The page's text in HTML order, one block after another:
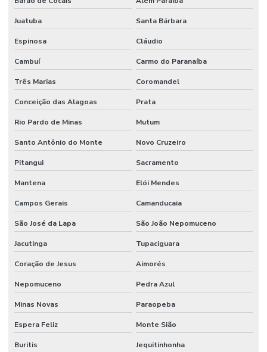
Juatuba Santa Bárbara
Espinosa Cláudio
Cambuí Carmo do Paranaíba
Três Marias Coromandel
Conceição das Alagoas Prata
Rio Pardo de Minas Mutum
Santo Antônio do Monte Novo Cruzeiro
Pitangui Sacramento
Mantena Elói Mendes
Campos Gerais Camanducaia
São José da Lapa São João Nepomuceno
Jacutinga Tupaciguara
Coração de Jesus Aimorés
Nepomuceno Pedra Azul
Minas Novas Paraopeba
Espera Feliz Monte Sião
Buritis Jequitinhonha